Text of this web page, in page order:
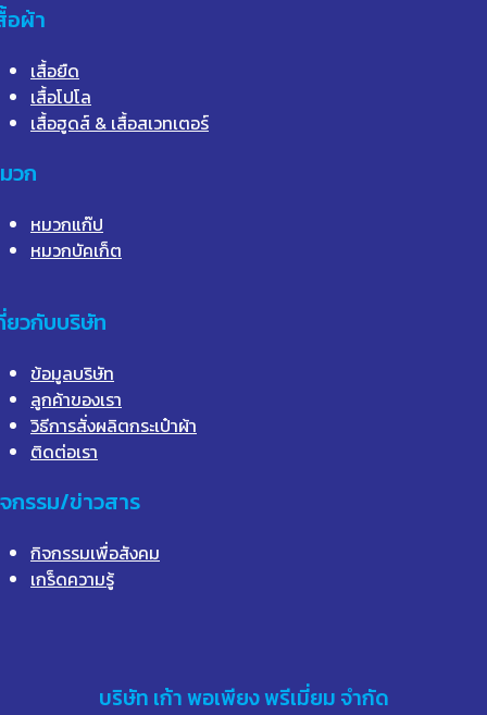
อผ้า
เสื้อยืด
เสื้อโปโล
เสื้อฮูดส์ & เสื้อสเวทเตอร์
วก
หมวกแก๊ป
หมวกบัคเก็ต
ยวกับบริษัท
ข้อมูลบริษัท
ลูกค้าของเรา
วิธีการสั่งผลิตกระเป๋าผ้า
ติดต่อเรา
กรรม/ข่าวสาร
กิจกรรมเพื่อสังคม
เกร็ดความรู้
บริษัท เก้าพอเพียง พรีเมี่ยม จำกัด